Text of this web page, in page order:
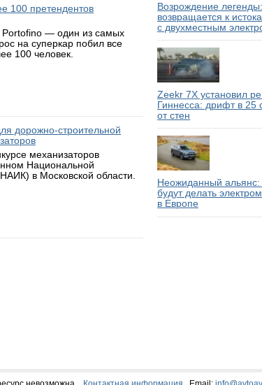
100 претендентов
— один из самых
на суперкар побил все
100 человек.
дорожно-строительной
механизаторов
Национальной
в Московской области.
Возрождение
возвращается к
с двухместным
Zeekr 7X установил
Гиннесса: дрифт в 25
от стен
Неожиданный
будут делать
в Европе